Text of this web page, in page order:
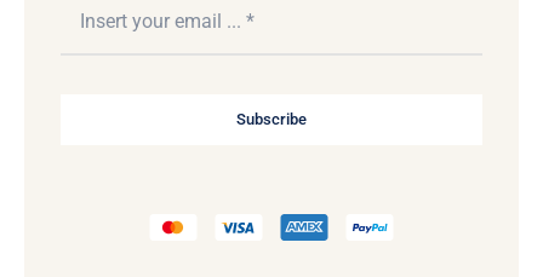
Subscribe